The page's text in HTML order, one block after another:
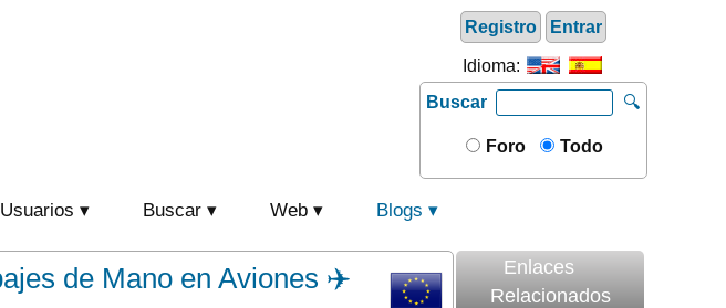
Registro Entrar
Idioma:
Buscar
🔍
Foro Todo
Usuarios Buscar Web Blogs
de Mano en Aviones ✈️
Enlaces
Relacionados